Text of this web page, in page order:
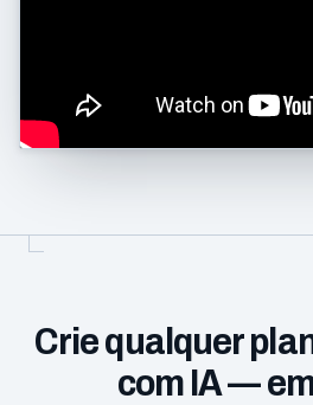
Crie qualquer
com IA —